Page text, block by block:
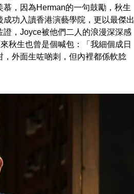
，因為Herman的一句鼓勵，秋生
功入讀香港演藝學院，更以最傑出
，Joyce被他們二人的浪漫深深感
秋生也曾是個喊包：「我細個成日
外面生咗啲刺，但內裡都係軟腍